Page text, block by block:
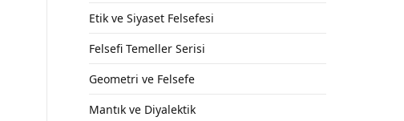
Etik ve Siyaset Felsefesi
Felsefi Temeller Serisi
Geometri ve Felsefe
Mantık ve Diyalektik